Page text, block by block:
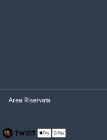
Area Riservata